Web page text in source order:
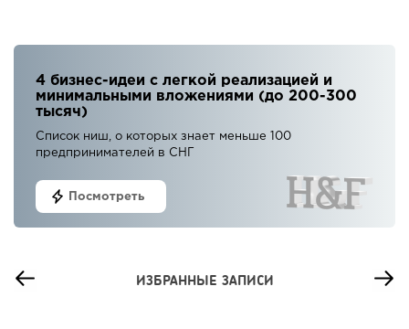
4 бизнес-идеи с легкой реализацией и
минимальными вложениями (до 200-300
тысяч)
Список ниш, о которых знает меньше 100
предпринимателей в СНГ
Посмотреть
ИЗБРАННЫЕ ЗАПИСИ